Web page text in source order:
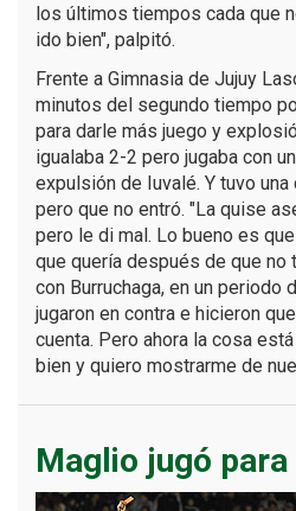
los últimos tiempos cada que
ido bien", palpitó.
Frente a Gimnasia de Jujuy
minutos del segundo tiempo
para darle más juego y
igualaba 2-2 pero jugaba con
expulsión de Iuvalé. Y tuvo una
pero que no entró. "La quise
pero le di mal. Lo bueno es
que quería después de que no
con Burruchaga, en un periodo
jugaron en contra e hicieron
cuenta. Pero ahora la cosa
bien y quiero mostrarme de
Maglio jugó para